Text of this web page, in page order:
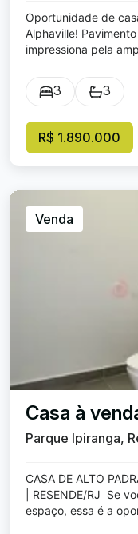
Oportunidade de
Alphaville!
impressiona pela
3 3
R$ 1.890.000
Venda
Casa à
Parque Ipiranga,
CASA DE ALTO
| RESENDE/RJ Se
espaço, essa é a